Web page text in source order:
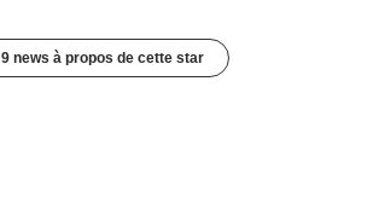
9 news à propos de cette star